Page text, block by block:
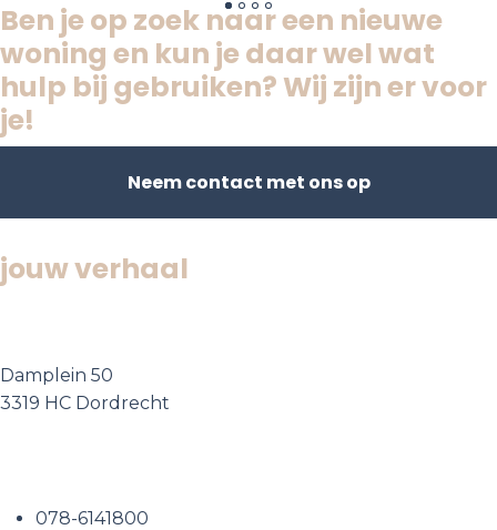
Ben je op zoek naar een nieuwe
woning en kun je daar wel wat
hulp bij gebruiken? Wij zijn er voor
je!
Neem contact met ons op
jouw verhaal
Damplein 50
3319 HC Dordrecht
078-6141800